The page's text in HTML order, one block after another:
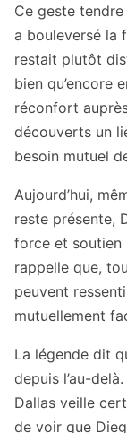
Ce geste
a bouleversé la
restait plutôt
bien qu’encore
réconfort
découverts un
besoin mutuel
Aujourd’hui,
reste présente,
force et soutien
rappelle que,
peuvent
mutuellement
La légende dit
depuis l’au-
Dallas veille
de voir que